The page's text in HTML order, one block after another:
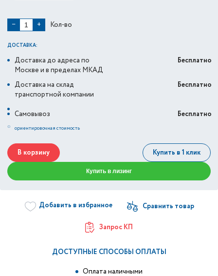
− + Кол-во
ДОСТАВКА:
Доставка до адреса по
Москве и в пределах МКАД
Бесплатно
Доставка на склад
транспортной компании
Бесплатно
Самовывоз
Бесплатно
* ориентировочная стоимость
В корзину Купить в 1 клик
Купить в лизинг
Добавить в избранное
Запрос КП
ДОСТУПНЫЕ СПОСОБЫ ОПЛАТЫ
Оплата наличными